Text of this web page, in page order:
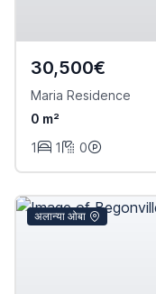
30,500€
Maria Residence
0 m²
1
1 0
अलान्या ओबा